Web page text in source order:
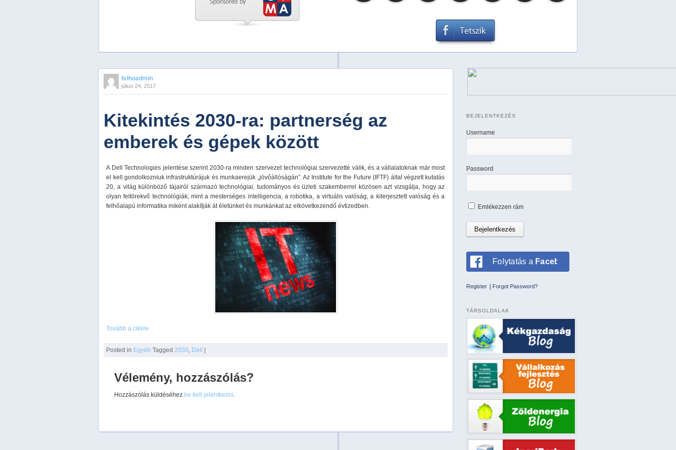
PreviousNextStop
2
felhoadmin
július 24, 2017
Kitekintés 2030-ra: partnerség az
emberek és gépek között
A Dell Technologies jelentése szerint 2030-ra minden szervezet technológiai szervezetté válik, és a vállalatoknak már most
el kell gondolkozniuk infrastruktúrájuk és munkaerejük „jövőállóságán”. Az Institute for the Future (IFTF) által végzett kutatás
20, a világ különböző tájairól származó technológiai, tudományos és üzleti szakemberrel közösen azt vizsgálja, hogy az
olyan feltörekvő technológiák, mint a mesterséges intelligencia, a robotika, a virtuális valóság, a kiterjesztett valóság és a
felhőalapú informatika miként alakítják át életünket és munkánkat az elkövetkezendő évtizedben.
Tovább a cikkre
Posted in Egyéb Tagged 2030, Dell
Vélemény, hozzászólás?
Hozzászólás küldéséhez be kell jelentkezni.
BEJELENTKEZÉS
Username
Password
Emlékezzen rám
Folytatás a Facebookkal
Register Forgot Password?
TÁRSOLDALAK